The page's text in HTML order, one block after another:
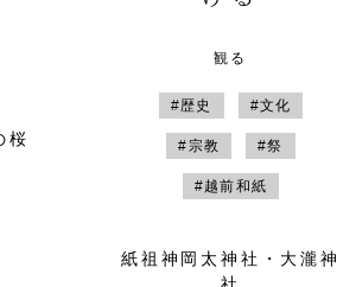
桜
観る
#歴史 #文化
#宗教 #祭
#越前和紙
紙祖神岡太神社・大瀧神
社